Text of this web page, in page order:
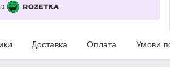
Доставка Оплата Умови